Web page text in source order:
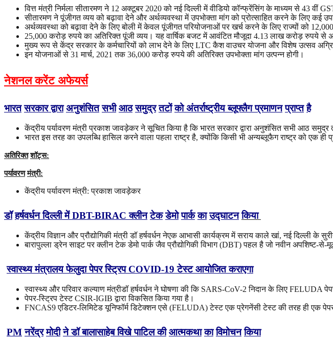
वित्त मंत्री निर्मला सीतारमण ने 12 अक्टूबर 2020 को नई दिल्ली में वीडियो कॉन्फ्रेंसिंग के माध्यम से 43 वीं
सीतारमण ने पूंजीगत व्यय को बढ़ावा देने और अर्थव्यवस्था में उपभोक्ता मांग को प्रोत्साहित करने के लिए कई
अर्थव्यवस्था को बढ़ावा देने के लिए बोली में केवल पूंजीगत परियोजनाओं पर खर्च करने के लिए राज्यों को
25,000 करोड़ रुपये का अतिरिक्त पूंजी व्यय। यह वार्षिक बजट में आवंटित मौजूदा 4.13 लाख करोड़ रुपये से
मुख्य रूप से केंद्र सरकार के कर्मचारियों को लाभ देने के लिए LTC कैश वाउचर योजना और विशेष उत्सव
इन योजनाओं से 31 मार्च, 2021 तक 36,000 करोड़ रुपये की अतिरिक्त उपभोक्ता मांग उत्पन्न होगी।
नेशनल करेंट अफेयर्स
भारत सरकार द्वारा अनुशंसित सभी आठ समुद्र तटों को अंतर्राष्ट्रीय ब्लूफ्लैग प्रमाणन प्राप्त है
केंद्रीय पर्यावरण मंत्री प्रकाश जावड़ेकर ने सूचित किया है कि भारत सरकार द्वारा अनुशंसित सभी आठ समुद्र
भारत इस तरह का उपलब्धि हासिल करने वाला पहला राष्ट्र है, क्योंकि किसी भी अन्यब्लूफैग राष्ट्र को एक ही
अतिरिक्त शॉट्स:
पर्यावरण मंत्री:
केंद्रीय पर्यावरण मंत्री: प्रकाश जावड़ेकर
डॉ हर्षवर्धन दिल्ली मेंDBT-BIRACक्लीन टेक डेमो पार्क का उद्घाटन किया
केंद्रीय विज्ञान और प्रौद्योगिकी मंत्री डॉ हर्षवर्धन नेएक आभासी कार्यक्रम में सराय काले खां, नई दिल्ली
बारापुल्ला ड्रेन साइट पर क्लीन टेक डेमो पार्क जैव प्रौद्योगिकी विभाग (DBT) पहल है जो नवीन अपशिष्ट-से-
स्वास्थ्य मंत्रालय फेलुदा पेपर स्ट्रिप COVID-19 टेस्ट आयोजित कराएगा
स्वास्थ्य और परिवार कल्याण मंत्रीडॉ हर्षवर्धन ने घोषणा की कि SARS-CoV-2 निदान के लिए FELUDA
पेपर-स्ट्रिप टेस्ट CSIR-IGIB द्वारा विकसित किया गया है।
FNCAS9 एडिटर-लिमिटेड यूनिफॉर्म डिटेक्शन एसे (FELUDA) टेस्ट एक प्रेगनेंसी टेस्ट की तरह ही एक
PM नरेंद्र मोदी ने डॉ बालासाहेब विखे पाटिल की आत्मकथा का विमोचन किया